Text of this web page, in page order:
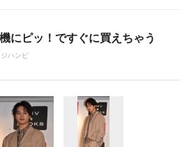
にピッ！ですぐに買えちゃう
ジハンピ